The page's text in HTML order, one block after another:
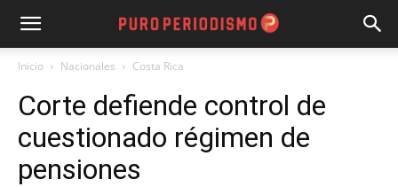
Inicio Nacionales Costa Rica
Corte defiende control de
cuestionado régimen de
pensiones